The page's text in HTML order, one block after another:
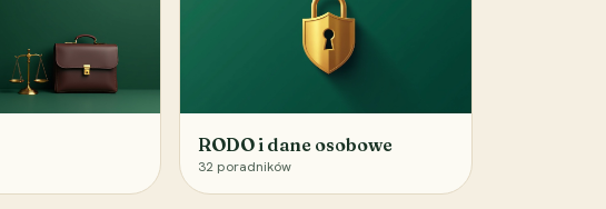
RODO i dane osobowe
32 poradników